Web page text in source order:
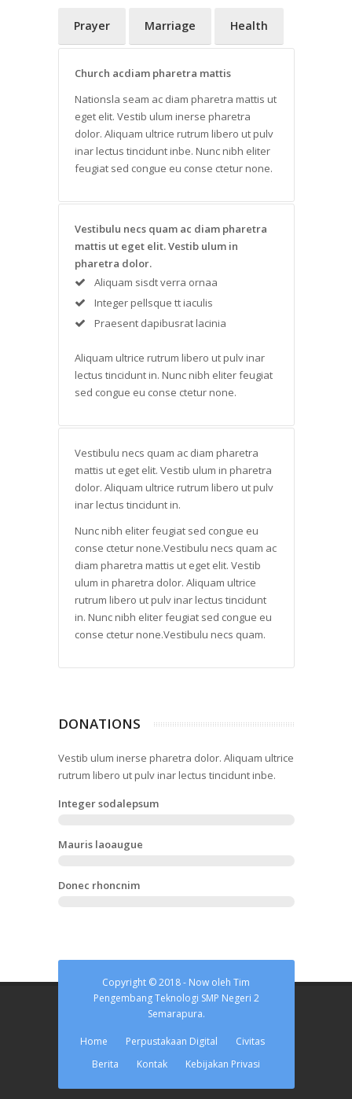
Prayer Marriage Health
Church acdiam pharetra mattis
Nationsla seam ac diam pharetra mattis ut
eget elit. Vestib ulum inerse pharetra
dolor. Aliquam ultrice rutrum libero ut pulv
inar lectus tincidunt inbe. Nunc nibh eliter
feugiat sed congue eu conse ctetur none.
Vestibulu necs quam ac diam pharetra
mattis ut eget elit. Vestib ulum in
pharetra dolor.
Aliquam sisdt verra ornaa
Integer pellsque tt iaculis
Praesent dapibusrat lacinia
Aliquam ultrice rutrum libero ut pulv inar
lectus tincidunt in. Nunc nibh eliter feugiat
sed congue eu conse ctetur none.
Vestibulu necs quam ac diam pharetra
mattis ut eget elit. Vestib ulum in pharetra
dolor. Aliquam ultrice rutrum libero ut pulv
inar lectus tincidunt in.
Nunc nibh eliter feugiat sed congue eu
conse ctetur none.Vestibulu necs quam ac
diam pharetra mattis ut eget elit. Vestib
ulum in pharetra dolor. Aliquam ultrice
rutrum libero ut pulv inar lectus tincidunt
in. Nunc nibh eliter feugiat sed congue eu
conse ctetur none.Vestibulu necs quam.
DONATIONS
Vestib ulum inerse pharetra dolor. Aliquam ultrice
rutrum libero ut pulv inar lectus tincidunt inbe.
Integer sodalepsum
Mauris laoaugue
Donec rhoncnim
Copyright © 2018 - Now oleh Tim
Pengembang Teknologi SMP Negeri 2
Semarapura.
Home Perpustakaan Digital
Civitas
Berita
Kontak Kebijakan Privasi